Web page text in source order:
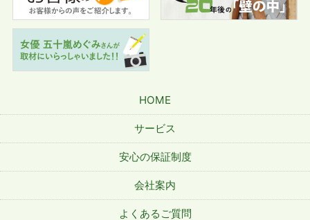
HOME
サービス
安心の保証制度
会社案内
よくあるご質問